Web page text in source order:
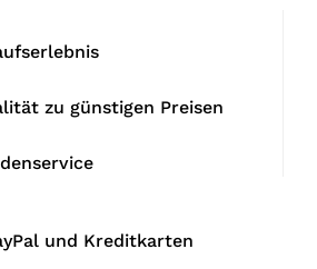
zu günstigen Preisen
und Kreditkarten